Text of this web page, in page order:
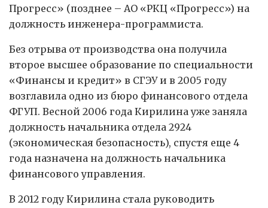
Прогресс» (позднее – АО «РКЦ «Прогресс») на
должность инженера-программиста.
Без отрыва от производства она получила
второе высшее образование по специальности
«Финансы и кредит» в СГЭУ и в 2005 году
возглавила одно из бюро финансового отдела
ФГУП. Весной 2006 года Кирилина уже заняла
должность начальника отдела 2924
(экономическая безопасность), спустя еще 4
года назначена на должность начальника
финансового управления.
В 2012 году Кирилина стала руководить